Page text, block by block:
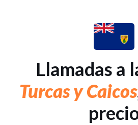
Llamadas a
Turcas y Caicos